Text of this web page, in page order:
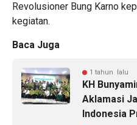
Revolusioner Bung Karno
kegiatan.
Baca Juga
1 tahun lalu
KH
Aklamasi
Indonesia